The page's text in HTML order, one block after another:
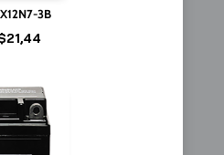
3B
21,44